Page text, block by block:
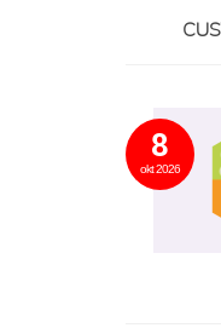
8
okt 2026